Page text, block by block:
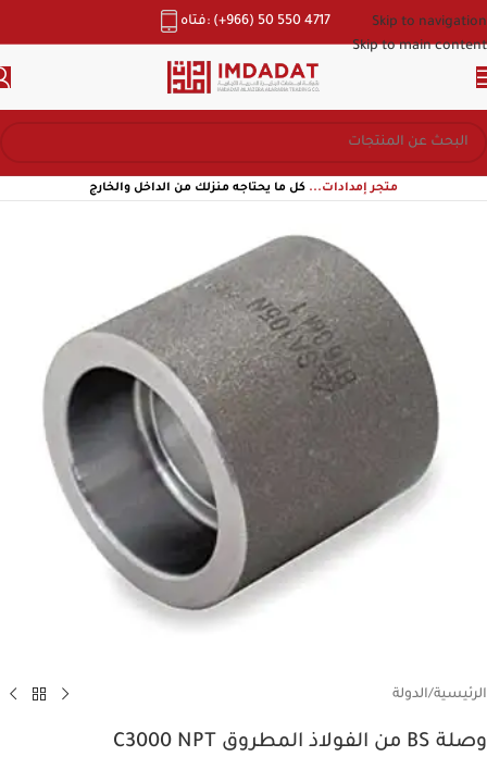
Skip to navigation
Skip to main content
هاتف: (+966) 50 550 4717
متجر إمدادات... كل ما يحتاجه منزلك من الداخل والخارج
الرئيسية/الدولة
وصلة BS من الفولاذ المطروق C3000 NPT